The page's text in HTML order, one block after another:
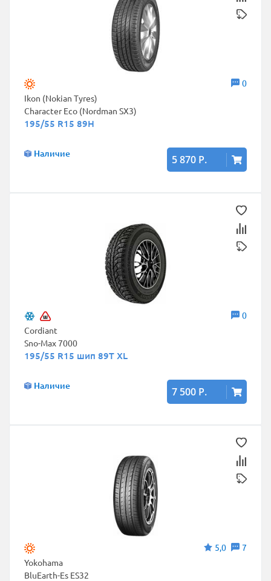
0
Ikon (Nokian Tyres)
Character Eco (Nordman SX3)
195/55 R15 89H
Наличие 5 870 Р.
0
Cordiant
Sno-Max 7000
195/55 R15 шип 89T XL
Наличие 7 500 Р.
5,0
7
Yokohama
BluEarth-Es ES32